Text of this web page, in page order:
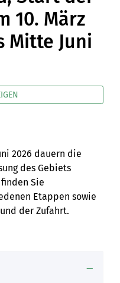
10. März
Mitte Juni
2026 dauern die
des Gebiets
Sie
Etappen sowie
der Zufahrt.